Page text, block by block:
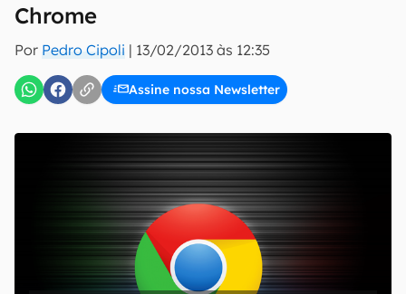
Chrome
Por Pedro Cipoli | 13/02/2013 às 12:35
Assine nossa Newsletter
inscreva-se
Uso e Política de Privacidade do Canaltech.